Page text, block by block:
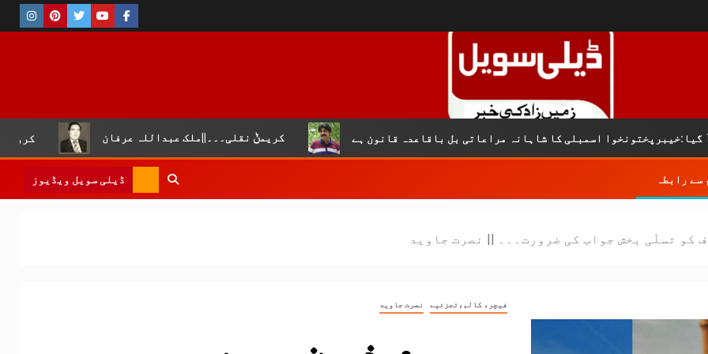
کروڑ لال عیسن کریمݨ نقلی۔۔۔||ملک عبداللہ عرفان اسمبلی کا شاہانہ مراعاتی بل باقاعدہ قانون ہے
سے رابطہ ڈیلی سویل ویڈیوز
کو تسلّی بخش جواب کی ضرورت۔۔۔ || نصرت جاوید
فیچر، کالم،تجزئیے نصرت جاوید